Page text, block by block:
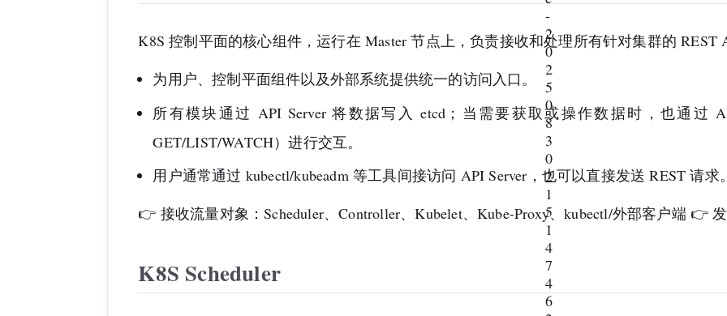
K8S 控制平面的核心组件，运行在 Master 节点上，负责接收和处理所有针对集群的 REST
为用户、控制平面组件以及外部系统提供统一的访问入口。
所有模块通过 API Server 将数据写入 etcd；当需要获取或操作数据时，也通过
GET/LIST/WATCH）进行交互。
用户通常通过 kubectl/kubeadm 等工具间接访问 API Server，也可以直接发送 REST 请求
👉 接收流量对象：Scheduler、Controller、Kubelet、Kube-Proxy、kubectl/外部客户端 👉
K8S Scheduler